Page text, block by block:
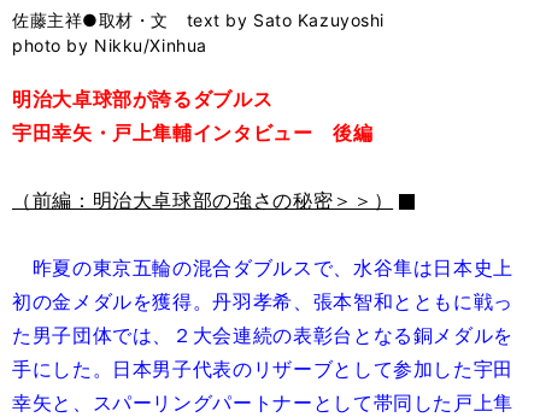
佐藤主祥●取材・文 text by Sato Kazuyoshi
photo by Nikku/Xinhua
明治大卓球部が誇るダブルス
宇田幸矢・戸上隼輔インタビュー 後編
（前編：明治大卓球部の強さの秘密＞＞）
昨夏の東京五輪の混合ダブルスで、水谷隼は日本史上
初の金メダルを獲得。丹羽孝希、張本智和とともに戦っ
た男子団体では、２大会連続の表彰台となる銅メダルを
手にした。日本男子代表のリザーブとして参加した宇田
幸矢と、スパーリングパートナーとして帯同した戸上隼